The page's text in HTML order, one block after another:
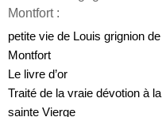
Montfort :
petite vie de Louis grignion de
Montfort
Le livre d’or
Traité de la vraie dévotion à la
sainte Vierge